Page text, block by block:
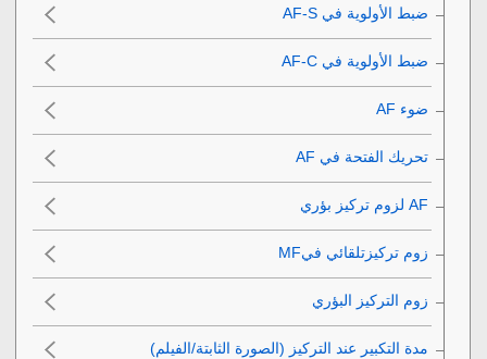
ضبط الأولوية في AF-S‎‏
ضبط الأولوية في AF-C‎‏
ضوء AF‎‏
تحريك الفتحة في AF‎‏
زوم تركيزتلقائي فيMF‎‏
زوم التركيز البؤري
مدة التكبير عند التركيز (الصورة الثابتة/الفيلم)